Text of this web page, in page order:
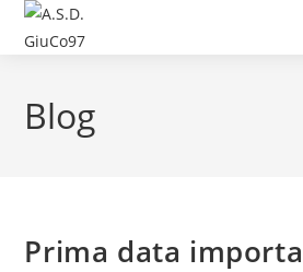
Blog
Prima data